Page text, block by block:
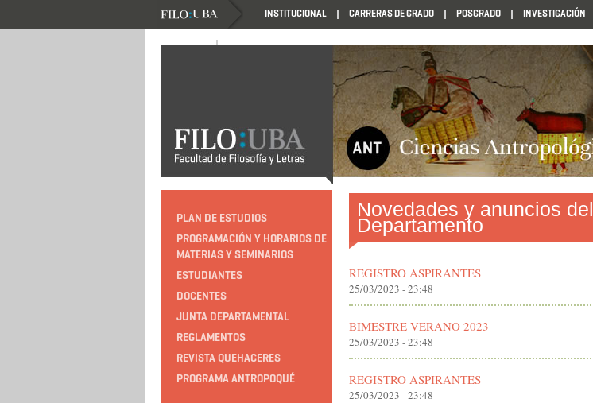
INSTITUCIONAL CARRERAS DE GRADO POSGRADO INVESTIGACIÓN
NOVEDADES NOVEDADES
PLAN DE ESTUDIOS
PROGRAMACIÓN Y HORARIOS DE
MATERIAS Y SEMINARIOS
ESTUDIANTES
DOCENTES
JUNTA DEPARTAMENTAL
REGLAMENTOS
REVISTA QUEHACERES
PROGRAMA ANTROPOQUÉ
Novedades y anuncios del
Departamento
REGISTRO ASPIRANTES
25/03/2023 - 23:48
BIMESTRE VERANO 2023
25/03/2023 - 23:48
REGISTRO ASPIRANTES
25/03/2023 - 23:48